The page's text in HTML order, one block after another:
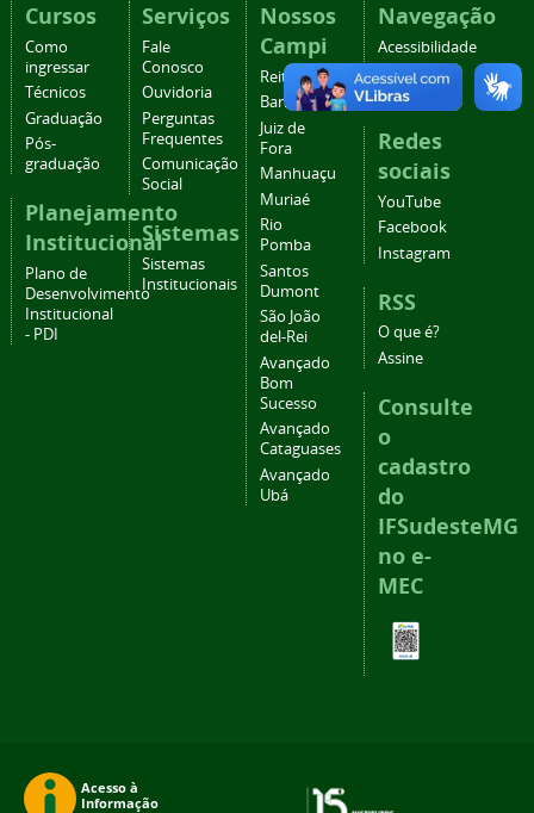
Cursos
Como
ingressar
Técnicos
Graduação
Pós-
graduação
Planejamento
Institucional
Plano de
Desenvolvimento
Institucional
- PDI
Serviços
Fale
Conosco
Ouvidoria
Perguntas
Frequentes
Comunicação
Social
Sistemas
Sistemas
Institucionais
Nossos
Campi
Reitoria
Barbacena
Juiz de
Fora
Manhuaçu
Muriaé
Rio
Pomba
Santos
Dumont
São João
del-Rei
Avançado
Bom
Sucesso
Avançado
Cataguases
Avançado
Ubá
Navegação
Acessibilidade
Mapa do
site
Redes
sociais
YouTube
Facebook
Instagram
RSS
O que é?
Assine
Consulte
o
cadastro
do
IFSudesteMG
no e-
MEC